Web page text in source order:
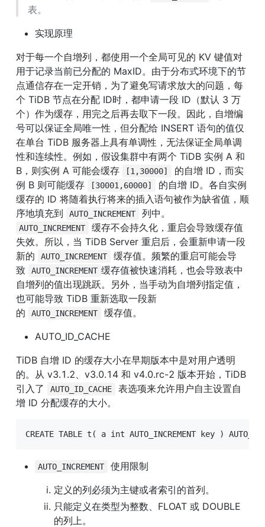
表。
实现原理
对于每一个自增列，都使用一个全局可见的 KV 键值对
用于记录当前已分配的 MaxID。由于分布式环境下的节
点通信存在一定开销，为了避免写请求放大的问题，每
个 TiDB 节点在分配 ID时，都申请一段 ID（默认 3 万
个）作为缓存，用完之后再去取下一段。因此，自增编
号可以保证全局唯一性，但分配给 INSERT 语句的值仅
在单台 TiDB 服务器上具有单调性，无法保证全局单调
性和连续性。例如，假设集群中有两个 TiDB 实例 A 和
B，则实例 A 可能会缓存
[1,30000]
的自增 ID，而实
例 B 则可能缓存
[30001,60000]
的自增 ID。各自实例
缓存的 ID 将随着执行将来的插入语句被作为缺省值，顺
序地填充到
AUTO_INCREMENT 列中。
AUTO_INCREMENT
缓存不会持久化，重启会导致缓存值
失效。所以，当 TiDB Server 重启后，会重新申请一段
新的
AUTO_INCREMENT
缓存值。频繁的重启可能会导
致
AUTO_INCREMENT 缓存值被快速消耗，也会导致表中
自增列的值出现跳跃。另外，当手动为自增列指定值，
也可能导致 TiDB 重新选取一段新
的
AUTO_INCREMENT
缓存值。
AUTO_ID_CACHE
TiDB 自增 ID 的缓存大小在早期版本中是对用户透明
的。从 v3.1.2、v3.0.14 和 v4.0.rc-2 版本开始，TiDB
引入了
AUTO_ID_CACHE
表选项来允许用户自主设置自
增 ID 分配缓存的大小。
CREATE TABLE t( a int AUTO_INCREMENT key )
AUTO_INCREMENT
使用限制
定义的列必须为主键或者索引的首列。
只能定义在类型为整数、FLOAT 或 DOUBLE
的列上。